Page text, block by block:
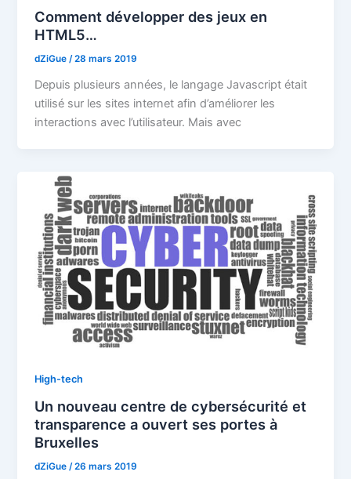
Comment développer des jeux en
HTML5…
dZiGue/28 mars 2019
Depuis plusieurs années, le langage Javascript était
utilisé sur les sites internet afin d’améliorer les
interactions avec l’utilisateur. Mais avec
High-tech
Un nouveau centre de cybersécurité et
transparence a ouvert ses portes à
Bruxelles
dZiGue /26 mars 2019